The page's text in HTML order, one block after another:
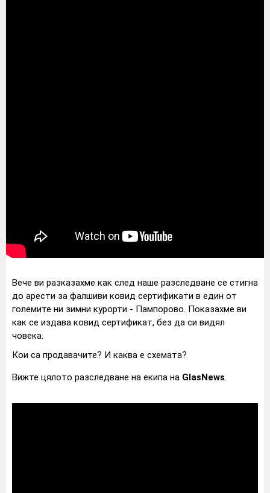
Вече ви разказахме как след наше разследване се стигна
до арести за фалшиви ковид сертификати в един от
големите ни зимни курорти - Пампорово. Показахме ви
как се издава ковид сертификат, без да си видял
човека.
Кои са продавачите? И каква е схемата?
Вижте цялото разследване на екипа на GlasNews.